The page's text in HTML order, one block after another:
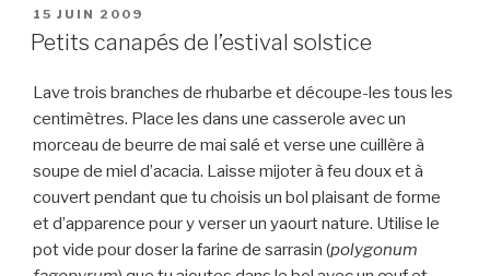
PUBLIÉ
LE
15 JUIN 2009
Petits canapés de l’estival solstice
Lave trois branches de rhubarbe et découpe-les tous les
centimètres. Place les dans une casserole avec un
morceau de beurre de mai salé et verse une cuillère à
soupe de miel d’acacia. Laisse mijoter à feu doux et à
couvert pendant que tu choisis un bol plaisant de forme
et d’apparence pour y verser un yaourt nature. Utilise le
pot vide pour doser la farine de sarrasin (polygonum